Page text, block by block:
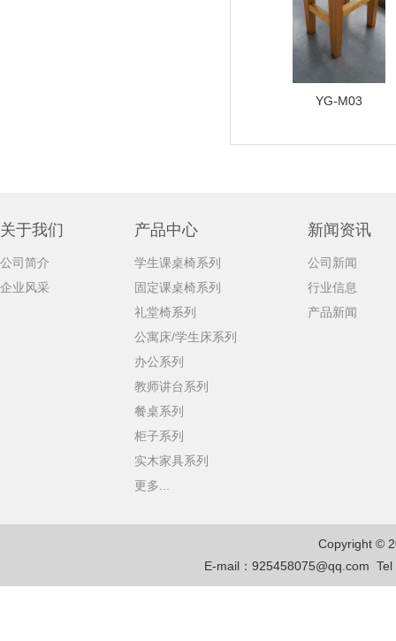
YG-M03
关于我们
公司简介
企业风采
产品中心
学生课桌椅系列
固定课桌椅系列
礼堂椅系列
公寓床/学生床系列
办公系列
教师讲台系列
餐桌系列
柜子系列
实木家具系列
更多...
新闻资讯
公司新闻
行业信息
产品新闻
Copyright ©
E-mail：925458075@qq.com Tel